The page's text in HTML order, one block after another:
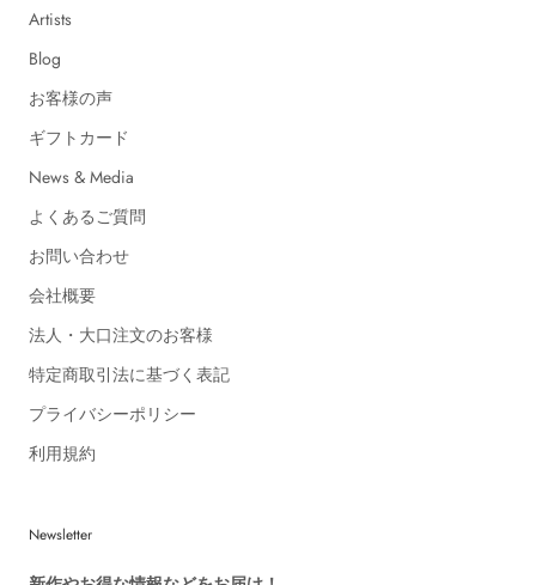
Artists
Blog
お客様の声
ギフトカード
News & Media
よくあるご質問
お問い合わせ
会社概要
法人・大口注文のお客様
特定商取引法に基づく表記
プライバシーポリシー
利用規約
Newsletter